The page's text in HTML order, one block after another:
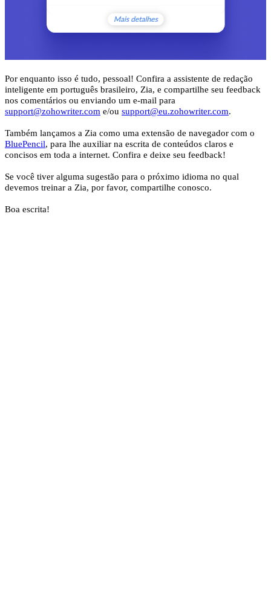
Por enquanto isso é tudo, pessoal! Confira a assistente de redação
inteligente em português brasileiro, Zia, e compartilhe seu feedback
nos comentários ou enviando um e-mail para
support@zohowriter.com e/ou support@eu.zohowriter.com.
Também lançamos a Zia como uma extensão de navegador com o
BluePencil, para lhe auxiliar na escrita de conteúdos claros e
concisos em toda a internet. Confira e deixe seu feedback!
Se você tiver alguma sugestão para o próximo idioma no qual
devemos treinar a Zia, por favor, compartilhe conosco.
Boa escrita!